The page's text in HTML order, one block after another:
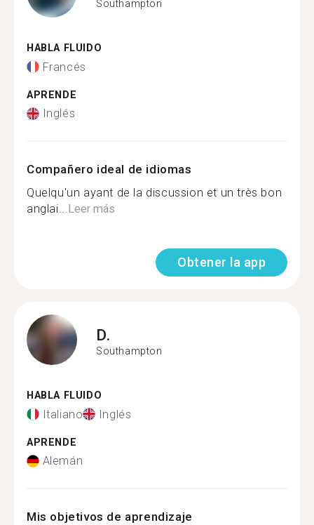
Southampton
HABLA FLUIDO
Francés
APRENDE
Inglés
Compañero ideal de idiomas
Quelqu'un ayant de la discussion et un très bon
anglai...Leer más
Obtener la app
D.
Southampton
HABLA FLUIDO
Italiano Inglés
APRENDE
Alemán
Mis objetivos de aprendizaje